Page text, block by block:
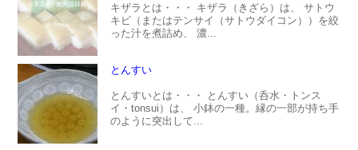
キザラとは・・・ キザラ（きざら）は、 サトウ
キビ（またはテンサイ（サトウダイコン））を絞
った汁を煮詰め、 濃...
とんすい
とんすいとは・・・ とんすい（呑水・トンス
イ・tonsui）は、 小鉢の一種。縁の一部が持ち手
のように突出して...